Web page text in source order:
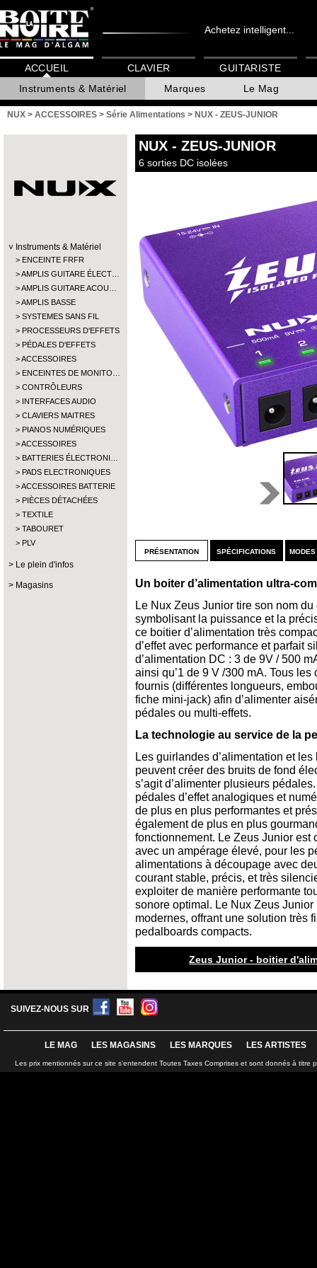
Achetez intelligent...
ACCUEIL
Instruments & Matériel
Marques Le Mag
CLAVIER GUITARISTE
NUX > ACCESSOIRES > Série Alimentations > NUX - ZEUS-JUNIOR
Instruments & Matériel
ENCEINTE FRFR
AMPLIS GUITARE ÉLECT…
AMPLIS GUITARE ACOU…
AMPLIS BASSE
SYSTEMES SANS FIL
PROCESSEURS D'EFFETS
PÉDALES D'EFFETS
ACCESSOIRES
ENCEINTES DE MONITO…
CONTRÔLEURS
INTERFACES AUDIO
CLAVIERS MAITRES
PIANOS NUMÉRIQUES
ACCESSOIRES
BATTERIES ÉLECTRONI…
PADS ELECTRONIQUES
ACCESSOIRES BATTERIE
PIÈCES DÉTACHÉES
TEXTILE
TABOURET
PLV
Le plein d'infos
Magasins
NUX - ZEUS-JUNIOR
6 sorties DC isolées
présentation
Un boiter d’alimentation ultra-
Le Nux Zeus Junior tire son nom
symbolisant la puissance et la
ce boitier d’alimentation très
d’effet avec performance et parfait
d’alimentation DC : 3 de 9V / 500
ainsi qu’1 de 9 V /300 mA. Tous
fournis (différentes longueurs,
fiche mini-jack) afin d’alimenter
pédales ou multi-effets.
La technologie au service de la
Les guirlandes d’alimentation et
peuvent créer des bruits de fond
s’agit d’alimenter plusieurs
pédales d’effet analogiques et
de plus en plus performantes et
également de plus en plus
fonctionnement. Le Zeus Junior
avec un ampérage élevé, pour les
alimentations à découpage avec
courant stable, précis, et très
exploiter de manière performante
sonore optimal. Le Nux Zeus
modernes, offrant une solution très
pedalboards compacts.
spécifications
Zeus Junior - boitier
SUIVEZ-NOUS SUR
LE MAG LES MAGASINS LES MARQUES LES ARTISTES
Les prix mentionnés sur ce site s'entendent Toutes Taxes Comprises et sont donnés à